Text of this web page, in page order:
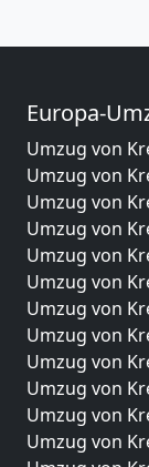
Europa-
Umzug von
Umzug von
Umzug von
Umzug von
Umzug von
Umzug von
Umzug von
Umzug von
Umzug von
Umzug von
Umzug von
Umzug von